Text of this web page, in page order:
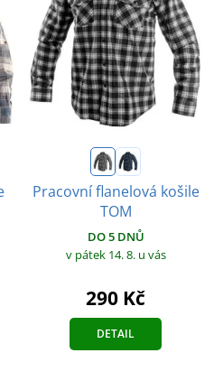
Pracovní flanelová košile
TOM
DO 5 DNŮ
v pátek 14. 8. u vás
290 Kč
DETAIL